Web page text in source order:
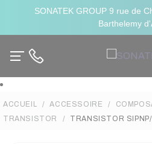
SONATEK GROUP 9 rue de
Barthelemy
ACCUEIL ACCESSOIRE
TRANSISTOR
TRANSISTOR